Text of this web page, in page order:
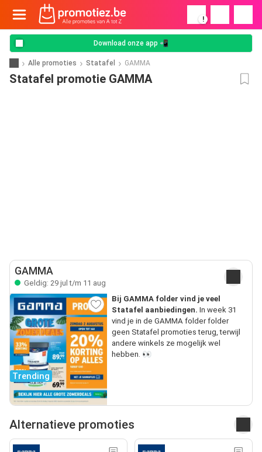
!
Download onze app 📲
Alle promoties Statafel GAMMA
Statafel promotie GAMMA
GAMMA
Geldig: 29 jul t/m 11 aug
Trending
Bij GAMMA folder vind je veel
Statafel aanbiedingen. In week 31
vind je in de GAMMA folder folder
geen Statafel promoties terug, terwijl
andere winkels ze mogelijk wel
hebben. 👀
Alternatieve promoties